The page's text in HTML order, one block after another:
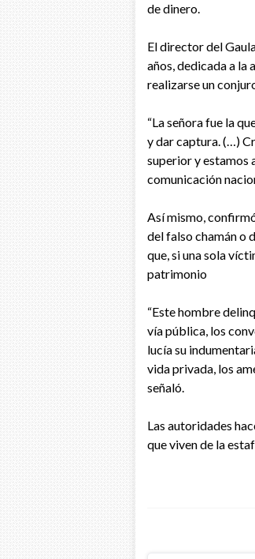
de dinero.
El director del
años, dedicada a la
realizarse un
“La señora fue la
y dar captura. (…)
superior y estamos
comunicación
Así mismo,
del falso chamán o
que, si una sola
patrimonio
“Este hombre
vía pública, los
lucía su
vida privada, los
señaló.
Las autoridades
que viven de la